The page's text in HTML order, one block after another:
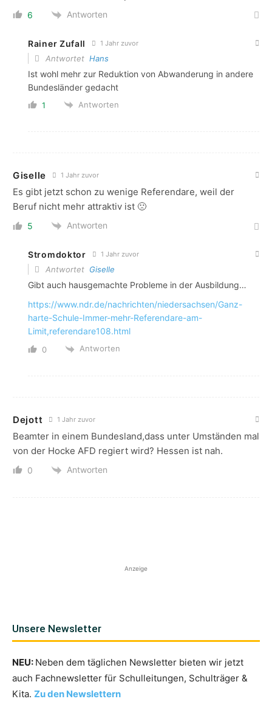
6 Antworten
Rainer Zufall 1 Jahr zuvor
Antwortet Hans
Ist wohl mehr zur Reduktion von Abwanderung in andere
Bundesländer gedacht
1 Antworten
Giselle 1 Jahr zuvor
Es gibt jetzt schon zu wenige Referendare, weil der
Beruf nicht mehr attraktiv ist 🙁
5 Antworten
Stromdoktor 1 Jahr zuvor
Antwortet Giselle
Gibt auch hausgemachte Probleme in der Ausbildung…
https://www.ndr.de/nachrichten/niedersachsen/Ganz-
harte-Schule-Immer-mehr-Referendare-am-
Limit,referendare108.html
0 Antworten
Dejott 1 Jahr zuvor
Beamter in einem Bundesland,dass unter Umständen mal
von der Hocke AFD regiert wird? Hessen ist nah.
0 Antworten
Anzeige
Unsere Newsletter
NEU: Neben dem täglichen Newsletter bieten wir jetzt
auch Fachnewsletter für Schulleitungen, Schulträger &
Kita. Zu den Newslettern